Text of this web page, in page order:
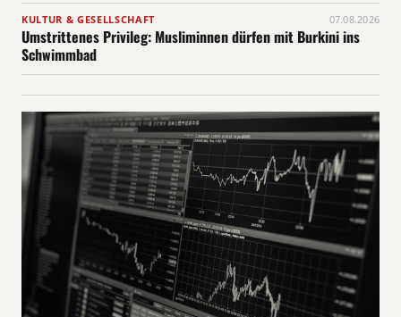
KULTUR & GESELLSCHAFT 07.08.2026
Umstrittenes Privileg: Musliminnen dürfen mit Burkini ins
Schwimmbad